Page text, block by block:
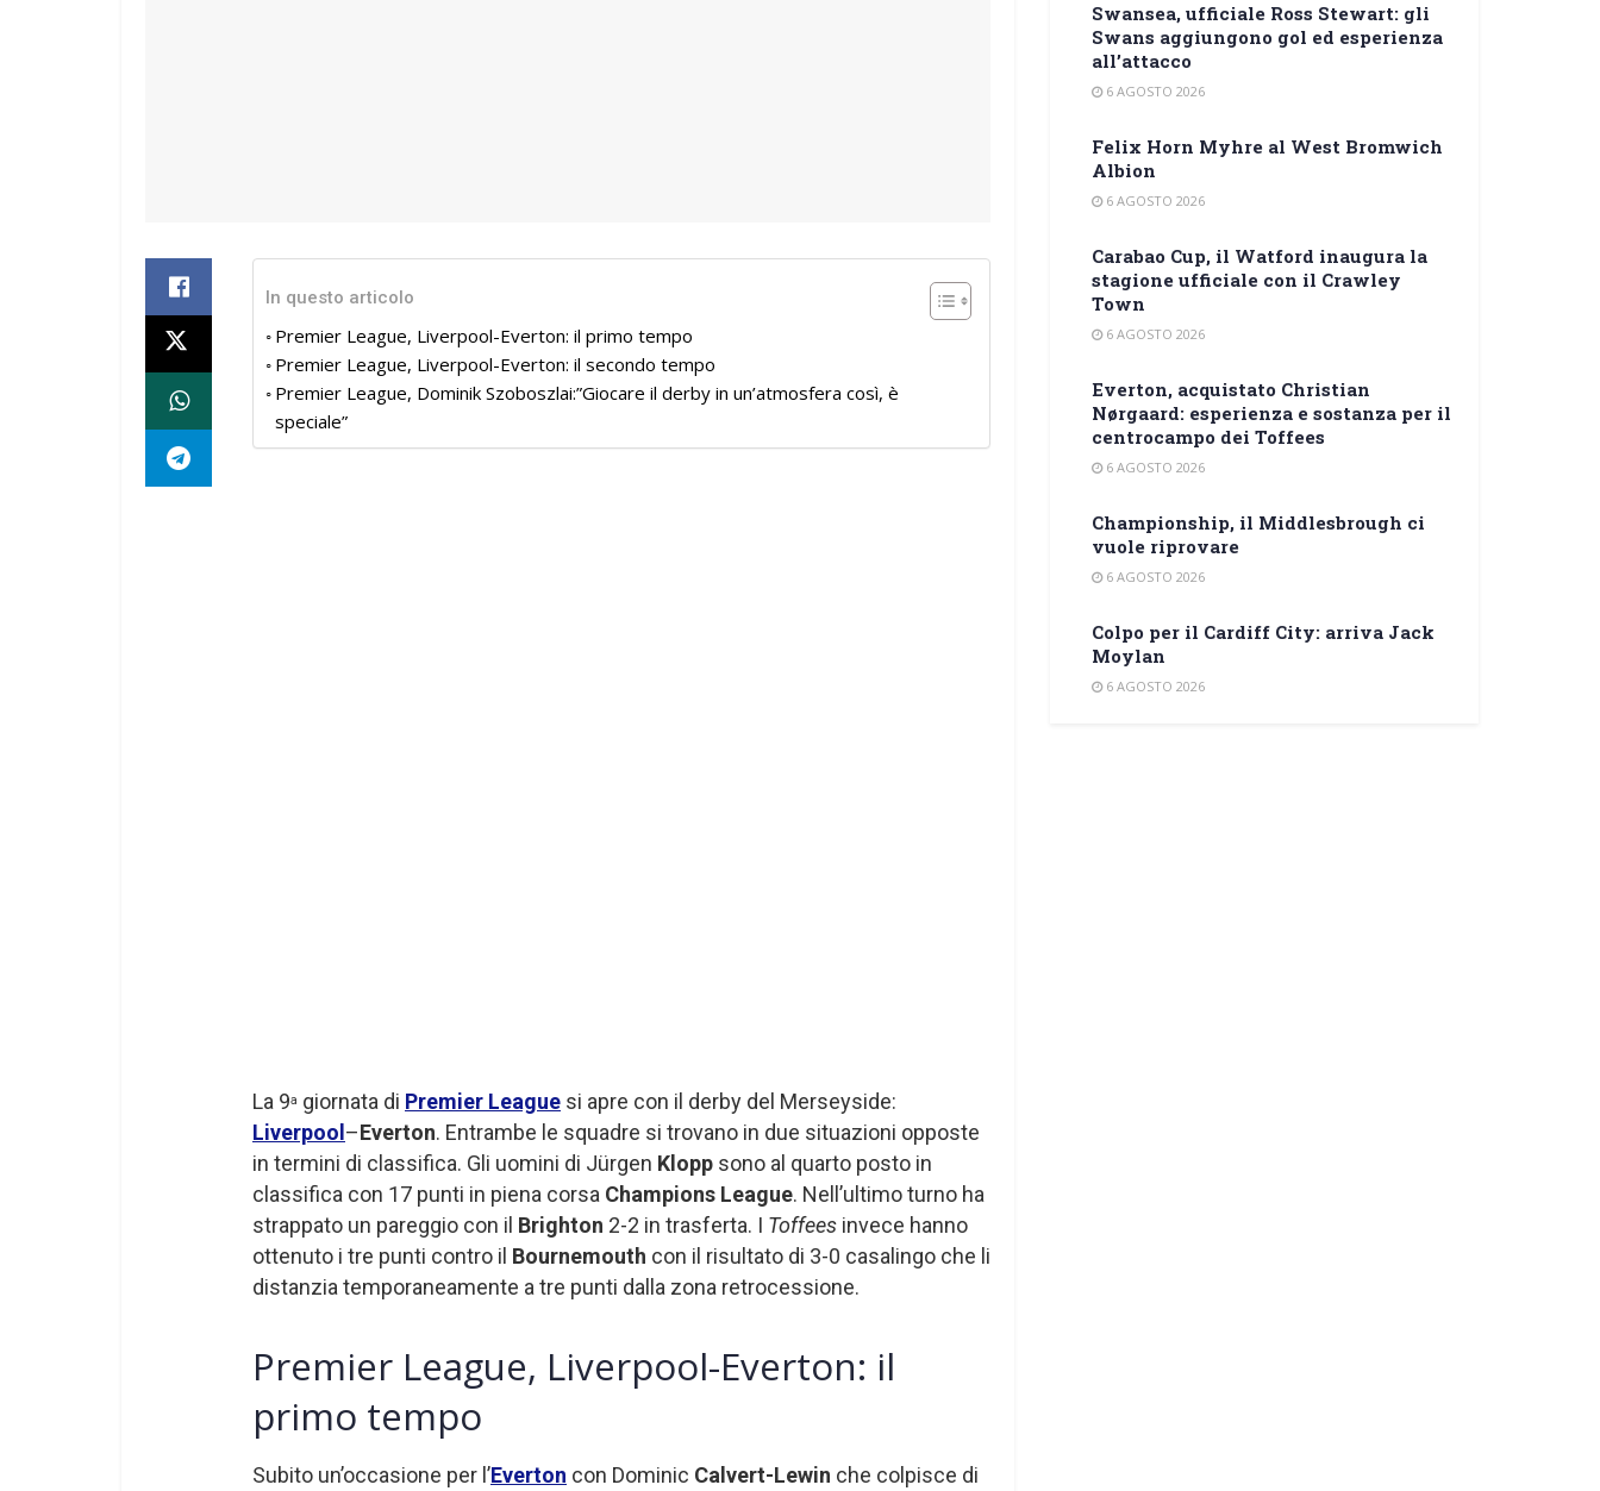
In questo articolo
Premier League, Liverpool-Everton: il primo tempo
Premier League, Liverpool-Everton: il secondo tempo
Premier League, Dominik Szoboszlai:”Giocare il derby in un’atmosfera così, è
speciale”
La 9a giornata di Premier League si apre con il derby del Merseyside:
Liverpool –Everton. Entrambe le squadre si trovano in due situazioni opposte
in termini di classifica. Gli uomini di Jürgen Klopp sono al quarto posto in
classifica con 17 punti in piena corsa Champions League. Nell’ultimo turno ha
strappato un pareggio con il Brighton 2-2 in trasferta. I Toffees invece hanno
ottenuto i tre punti contro il Bournemouth con il risultato di 3-0 casalingo che li
distanzia temporaneamente a tre punti dalla zona retrocessione.
Premier League, Liverpool-Everton: il
primo tempo
Subito un’occasione per l’Everton con Dominic Calvert-Lewin che colpisce di
Swansea, ufficiale Ross Stewart: gli
Swans aggiungono gol ed esperienza
all’attacco
6 AGOSTO 2026
Felix Horn Myhre al West Bromwich
Albion
6 AGOSTO 2026
Carabao Cup, il Watford inaugura la
stagione ufficiale con il Crawley
Town
6 AGOSTO 2026
Everton, acquistato Christian
Nørgaard: esperienza e sostanza per il
centrocampo dei Toffees
6 AGOSTO 2026
Championship, il Middlesbrough ci
vuole riprovare
6 AGOSTO 2026
Colpo per il Cardiff City: arriva Jack
Moylan
6 AGOSTO 2026